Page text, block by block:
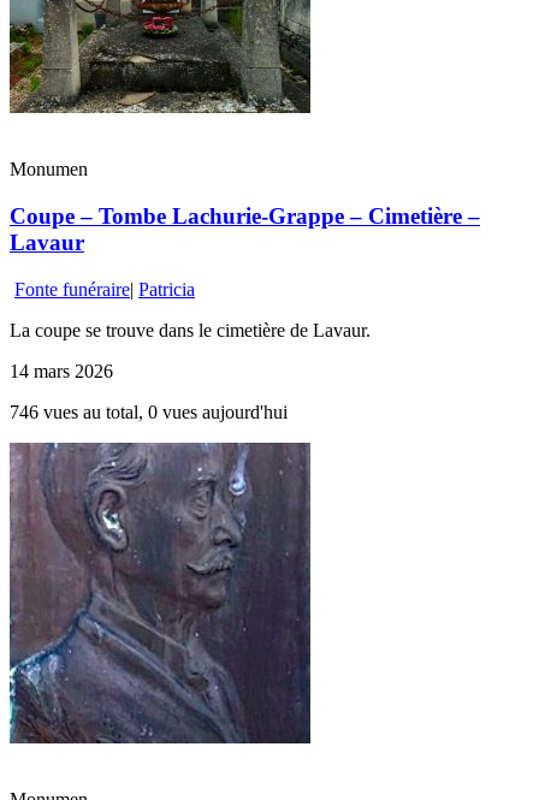
Monumen
Coupe – Tombe Lachurie-Grappe – Cimetière –
Lavaur
Fonte funéraire| Patricia
La coupe se trouve dans le cimetière de Lavaur.
14 mars 2026
746 vues au total, 0 vues aujourd'hui